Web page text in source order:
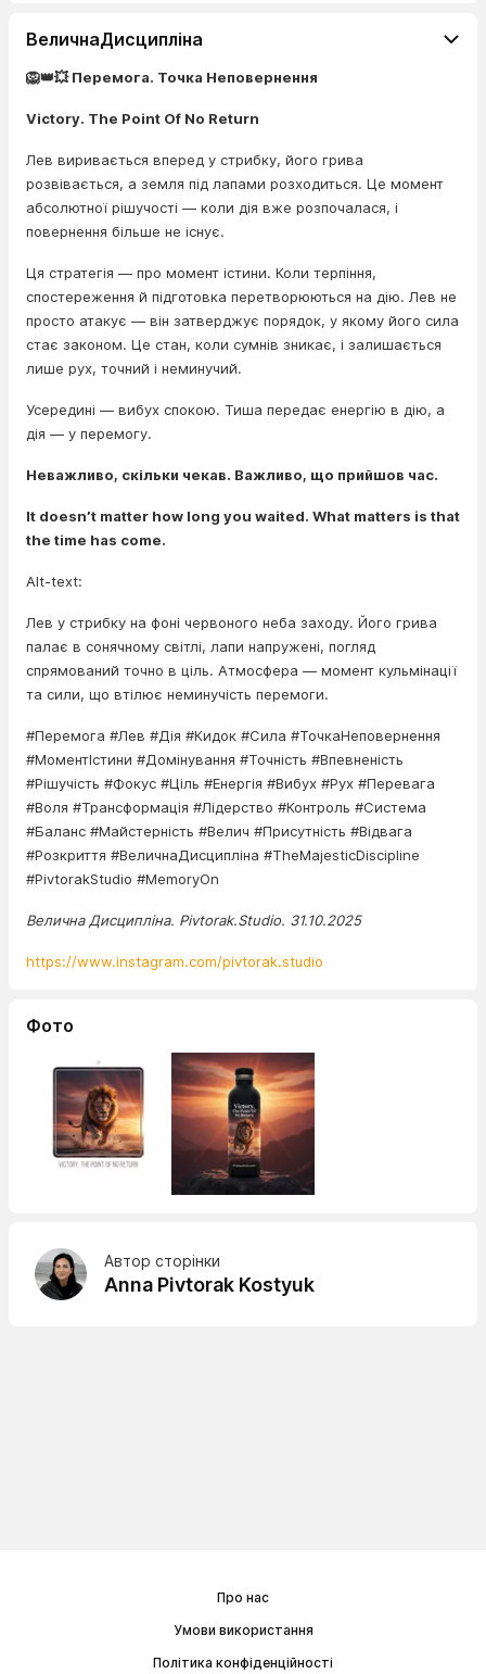
ВеличнаДисципліна
🦁👑💥 Перемога. Точка Неповернення
Victory. The Point Of No Return
Лев виривається вперед у стрибку, його грива
розвівається, а земля під лапами розходиться. Це момент
абсолютної рішучості — коли дія вже розпочалася, і
повернення більше не існує.
Ця стратегія — про момент істини. Коли терпіння,
спостереження й підготовка перетворюються на дію. Лев не
просто атакує — він затверджує порядок, у якому його сила
стає законом. Це стан, коли сумнів зникає, і залишається
лише рух, точний і неминучий.
Усередині — вибух спокою. Тиша передає енергію в дію, а
дія — у перемогу.
Неважливо, скільки чекав. Важливо, що прийшов час.
It doesn’t matter how long you waited. What matters is that
the time has come.
Alt-text:
Лев у стрибку на фоні червоного неба заходу. Його грива
палає в сонячному світлі, лапи напружені, погляд
спрямований точно в ціль. Атмосфера — момент кульмінації
та сили, що втілює неминучість перемоги.
#Перемога #Лев #Дія #Кидок #Сила #ТочкаНеповернення
#МоментІстини #Домінування #Точність #Впевненість
#Рішучість #Фокус #Ціль #Енергія #Вибух #Рух #Перевага
#Воля #Трансформація #Лідерство #Контроль #Система
#Баланс #Майстерність #Велич #Присутність #Відвага
#Розкриття #ВеличнаДисципліна #TheMajesticDiscipline
#PivtorakStudio #MemoryOn
Велична Дисципліна. Pivtorak.Studio. 31.10.2025
https://www.instagram.com/pivtorak.studio
Фото
Автор сторінки
Anna Pivtorak Kostyuk
Про нас
Умови використання
Політика конфіденційності